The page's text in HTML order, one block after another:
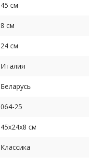
45 см
8 см
24 см
Италия
Беларусь
064-25
45х24х8 см
Классика